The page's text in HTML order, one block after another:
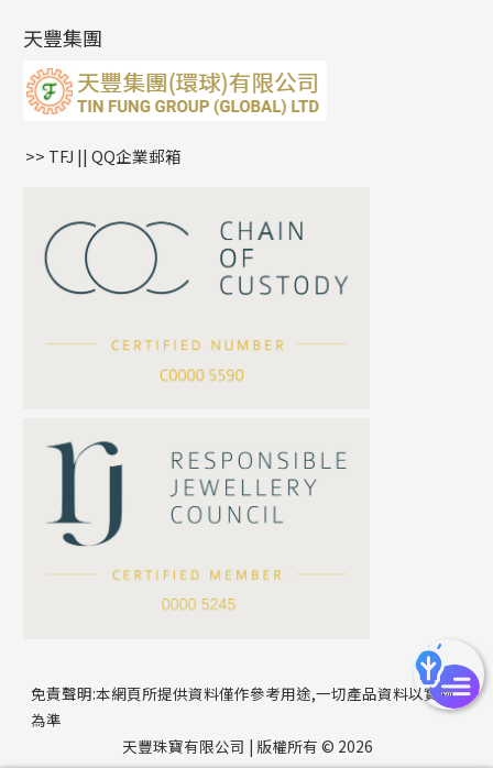
公司名稱
聯絡電話
雙十字鏈系列
水波鏈系列
蛇骨鏈系列
鏈尾系列
嘴唇鏈系列
S車花鏈系列
珍珠鏈系列
坦克鏈系列
滿天星鏈系列
方假繩鏈系列
耳環扣系列
耳綫/耳鈎系列
耳環爪頭
耳環
字母吊墜
相盒吊墜
項鏈吊墜
生肖吊墜
星座吊墜
珠扣
天豐集團
>> TFJ || QQ企業郵箱
免責聲明:本網頁所提供資料僅作參考用途,一切產品資料以實物
為準
天豐珠寶有限公司 | 版權所有 © 2026